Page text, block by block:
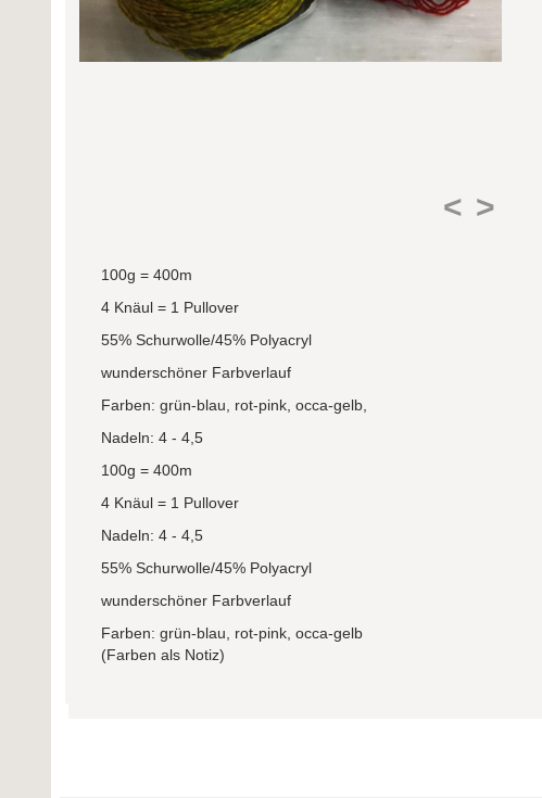
< >
100g = 400m
4 Knäul = 1 Pullover
55% Schurwolle/45% Polyacryl
wunderschöner Farbverlauf
Farben: grün-blau, rot-pink, occa-gelb,
Nadeln: 4 - 4,5
100g = 400m
4 Knäul = 1 Pullover
Nadeln: 4 - 4,5
55% Schurwolle/45% Polyacryl
wunderschöner Farbverlauf
Farben: grün-blau, rot-pink, occa-gelb
(Farben als Notiz)